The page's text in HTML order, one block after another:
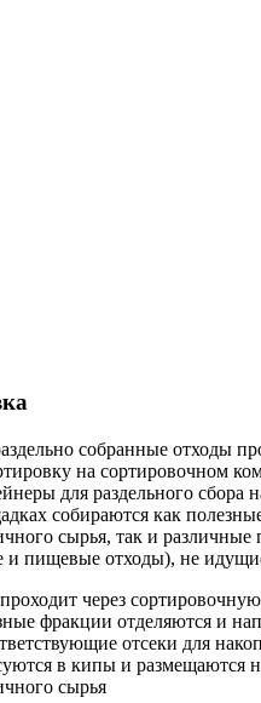
собранные отходы
на сортировочном
для раздельного сбора
собираются как
сырья, так и
и пищевые отходы), не
через
фракции отделяются и
отсеки для
в кипы и размещаются
сырья